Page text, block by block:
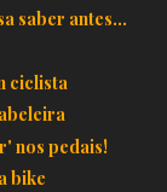
saber antes...
ciclista
nos pedais!
bike